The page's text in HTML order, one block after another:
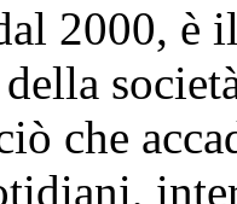
2000, è
che